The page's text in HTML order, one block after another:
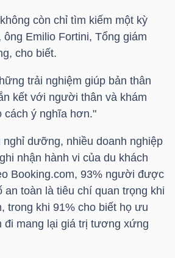
còn chỉ tìm kiếm một kỳ
ông Emilio Fortini, Tổng giám
cho biết.
trải nghiệm giúp bản thân
kết với người thân và khám
cách ý nghĩa hơn."
nghỉ dưỡng, nhiều doanh nghiệp
nhận hành vi của du khách
Booking.com, 93% người được
an toàn là tiêu chí quan trọng khi
trong khi 91% cho biết họ ưu
đi mang lại giá trị tương xứng